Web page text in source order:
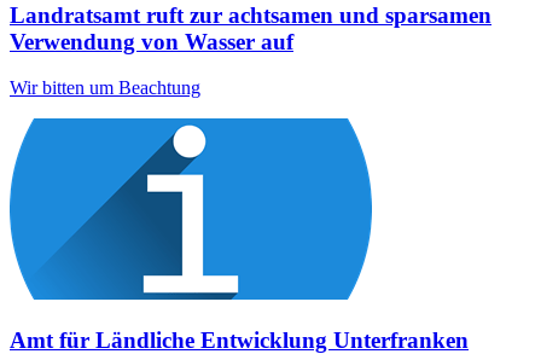
Landratsamt ruft zur achtsamen und sparsamen
Verwendung von Wasser auf
Wir bitten um Beachtung
Amt für Ländliche Entwicklung Unterfranken